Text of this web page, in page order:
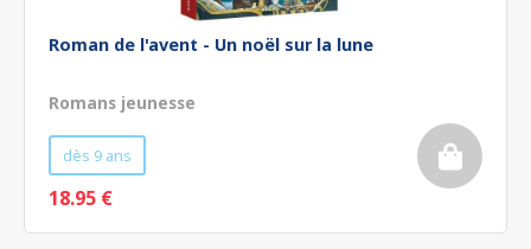
Roman de l'avent - Un noël sur la lune
Romans jeunesse
dès 9 ans
18.95 €